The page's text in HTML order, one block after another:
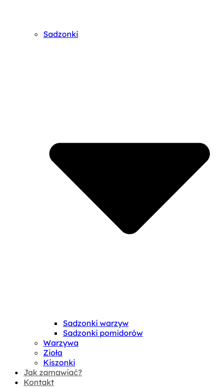
Sadzonki
Sadzonki warzyw
Sadzonki pomidorów
Warzywa
Zioła
Kiszonki
Jak zamawiać?
Kontakt